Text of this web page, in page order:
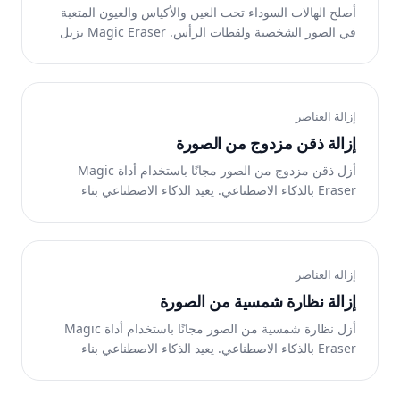
أصلح الهالات السوداء تحت العين والأكياس والعيون المتعبة
في الصور الشخصية ولقطات الرأس. Magic Eraser يزيل
إزالة العناصر
إزالة ذقن مزدوج من الصورة
أزل ذقن مزدوج من الصور مجانًا باستخدام أداة Magic
Eraser بالذكاء الاصطناعي. يعيد الذكاء الاصطناعي بناء
إزالة العناصر
إزالة نظارة شمسية من الصورة
أزل نظارة شمسية من الصور مجانًا باستخدام أداة Magic
Eraser بالذكاء الاصطناعي. يعيد الذكاء الاصطناعي بناء